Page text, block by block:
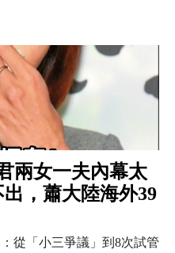
兩女一夫內幕太
，蕭大陸海外39
從「小三爭議」到8次試管